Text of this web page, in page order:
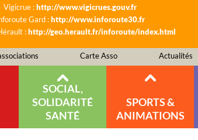
Vigicrue :http://www.vigicrues.gouv.fr
Gard :http://www.inforoute30.fr
:http://geo.herault.fr/inforoute/index.html
Carte Asso Actualités
SOCIAL,
SOLIDARITÉ
SANTÉ
SPORTS &
ANIMATIONS